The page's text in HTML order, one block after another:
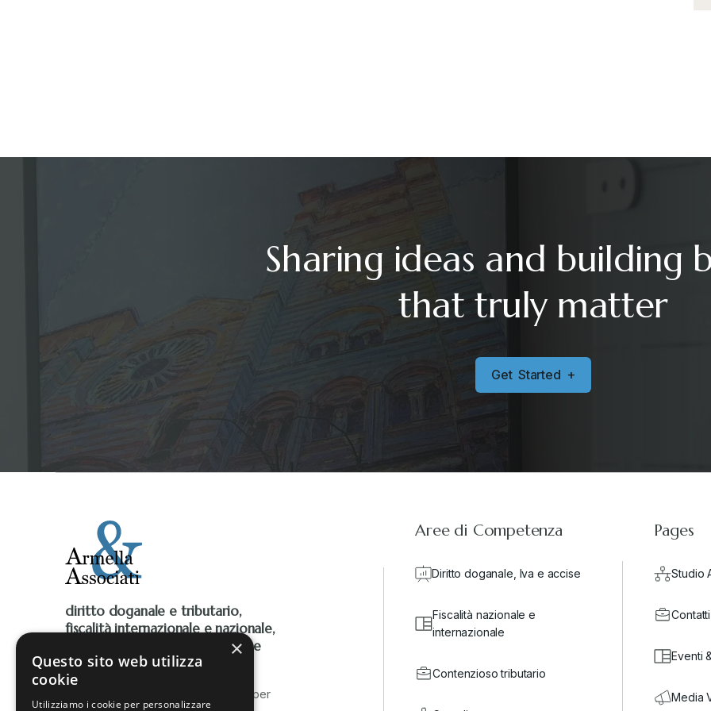
Sharing ideas and building
that truly matter
Get Started +
diritto doganale e tributario,
fiscalità internazionale e nazionale,
Iva, accise, fiscalità ambientale e
contenzioso tributario
Lo Studio è al fianco delle imprese per
Aree di Competenza
Diritto doganale, Iva e accise
Fiscalità nazionale e
internazionale
Contenzioso tributario
Pages
Studio
Contatti
Eventi
Media
×
Questo sito web utilizza
cookie
Utilizziamo i cookie per personalizzare